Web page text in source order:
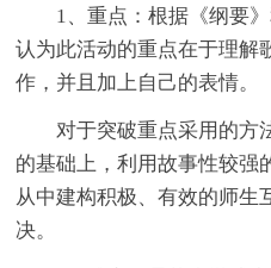
1、重点：根据《纲要
认为此活动的重点在于理解
作，并且加上自己的表情。
对于突破重点采用的方
的基础上，利用故事性较强
从中建构积极、有效的师生
决。